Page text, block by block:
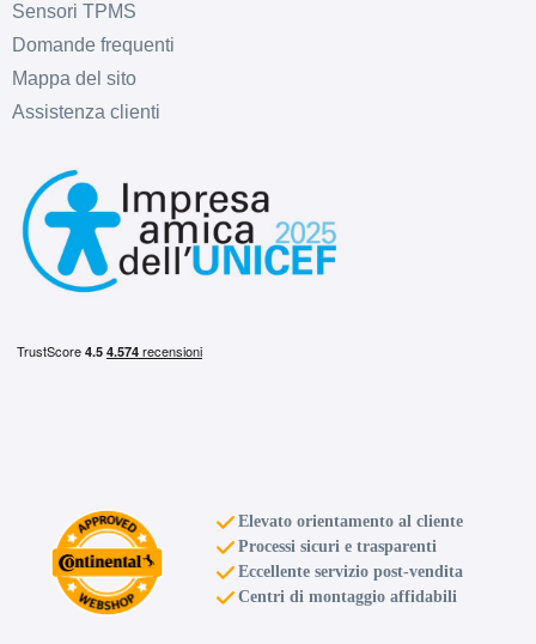
Sensori TPMS
Domande frequenti
Mappa del sito
Assistenza clienti
Elevato orientamento al cliente
Processi sicuri e trasparenti
Eccellente servizio post-vendita
Centri di montaggio affidabili